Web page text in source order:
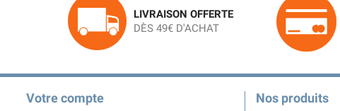
LIVRAISON OFFERTE
DÈS 49€ D'ACHAT
Votre compte Nos produits